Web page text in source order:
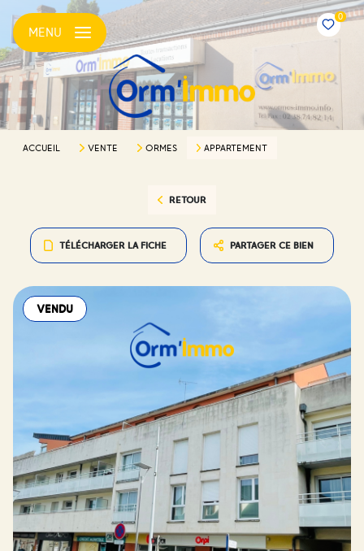
0
MENU
ACCUEIL VENTE ORMES APPARTEMENT
RETOUR
TÉLÉCHARGER LA FICHE PARTAGER CE BIEN
VENDU